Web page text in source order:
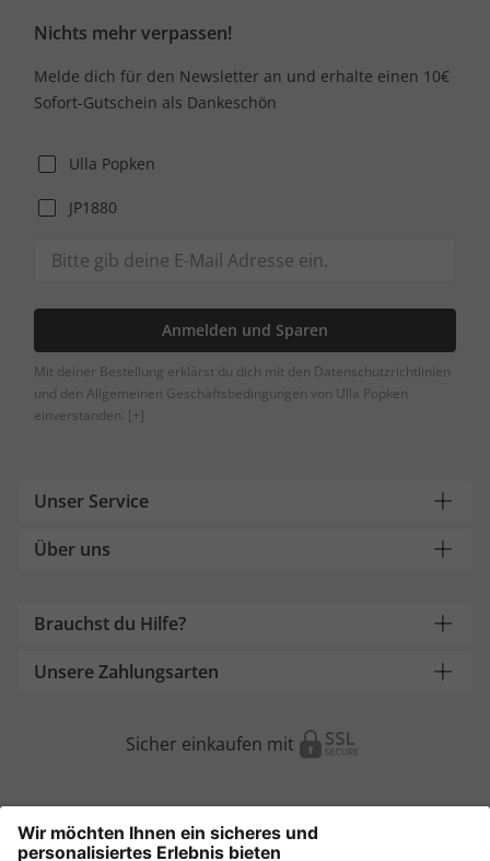
Nichts mehr verpassen!
Melde dich für den Newsletter an und erhalte einen 10€
Sofort-Gutschein als Dankeschön
Ulla Popken
JP1880
Anmelden und Sparen
Mit deiner Bestellung erklärst du dich mit den Datenschutzrichtlinien
und den Allgemeinen Geschäftsbedingungen von Ulla Popken
einverstanden. [+]
Unser Service
Über uns
Brauchst du Hilfe?
Unsere Zahlungsarten
Sicher einkaufen mit
Weitere Onlineshops